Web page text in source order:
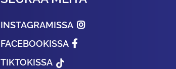
INSTAGRAMISSA
FACEBOOKISSA
TIKTOKISSA